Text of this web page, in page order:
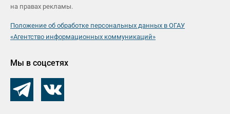
на правах рекламы.
Положение об обработке персональных данных в ОГАУ
«Агентство информационных коммуникаций»
Мы в соцсетях